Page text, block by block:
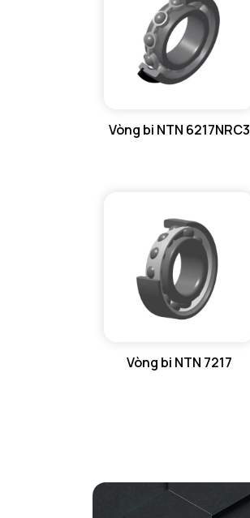
Vòng bi NTN 6217NRC3
Vòng bi NTN 7217